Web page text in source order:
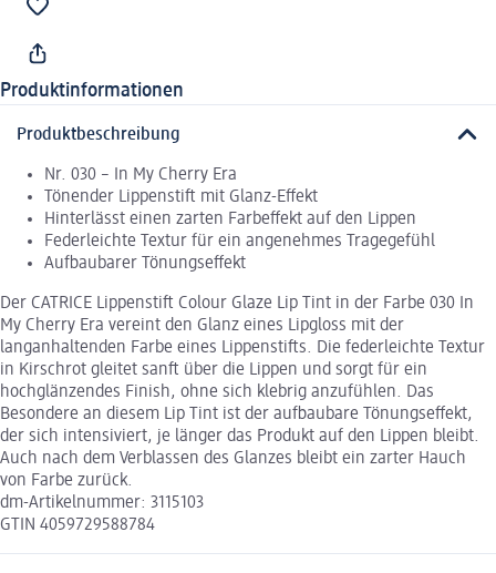
Produktinformationen
Produktbeschreibung
Nr. 030 – In My Cherry Era
Tönender Lippenstift mit Glanz-Effekt
Hinterlässt einen zarten Farbeffekt auf den Lippen
Federleichte Textur für ein angenehmes Tragegefühl
Aufbaubarer Tönungseffekt
Der CATRICE Lippenstift Colour Glaze Lip Tint in der Farbe 030 In
My Cherry Era vereint den Glanz eines Lipgloss mit der
langanhaltenden Farbe eines Lippenstifts. Die federleichte Textur
in Kirschrot gleitet sanft über die Lippen und sorgt für ein
hochglänzendes Finish, ohne sich klebrig anzufühlen. Das
Besondere an diesem Lip Tint ist der aufbaubare Tönungseffekt,
der sich intensiviert, je länger das Produkt auf den Lippen bleibt.
Auch nach dem Verblassen des Glanzes bleibt ein zarter Hauch
von Farbe zurück.
dm-Artikelnummer: 3115103
GTIN 4059729588784